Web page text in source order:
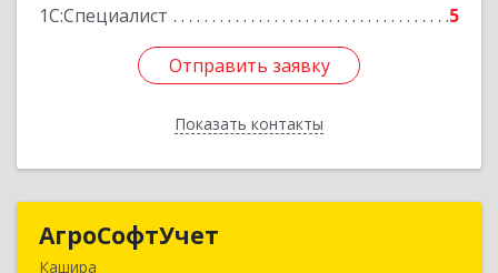
1С:Специалист
5
Отправить заявку
Показать контакты
Отправить заявку
Назад
АгроСофтУчет
Кашира